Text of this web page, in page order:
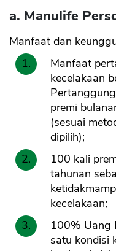
a. Manulife
Manfaat dan
Manfaat
kecelakaan
premi
(sesuai
dipilih);
100 kali
tahunan
kecelakaan;
100% Uang
satu kondisi